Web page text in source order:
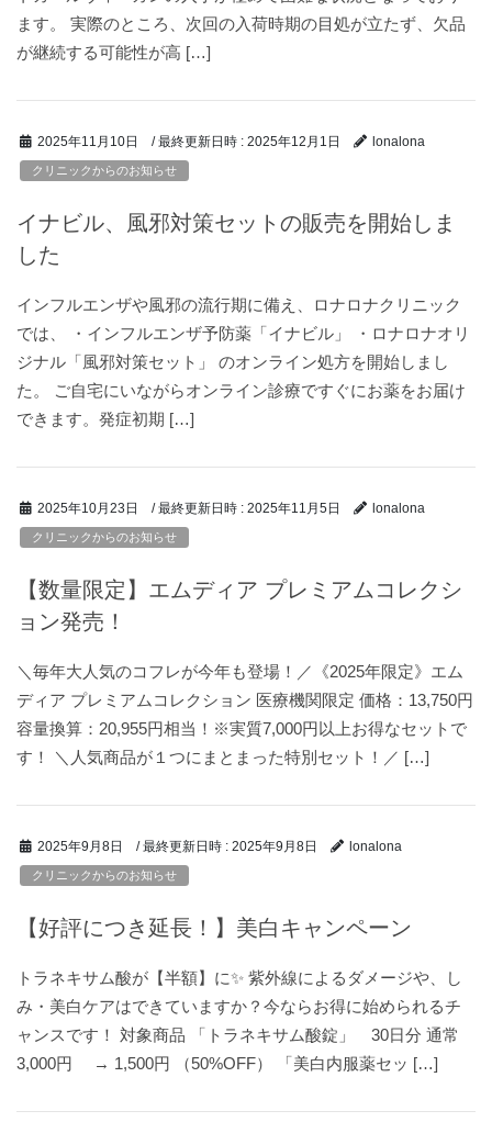
ます。 実際のところ、次回の入荷時期の目処が立たず、欠品
が継続する可能性が高 […]
2025年11月10日 / 最終更新日時 : 2025年12月1日 lonalona
クリニックからのお知らせ
イナビル、風邪対策セットの販売を開始しま
した
インフルエンザや風邪の流行期に備え、ロナロナクリニック
では、 ・インフルエンザ予防薬「イナビル」 ・ロナロナオリ
ジナル「風邪対策セット」 のオンライン処方を開始しまし
た。 ご自宅にいながらオンライン診療ですぐにお薬をお届け
できます。発症初期 […]
2025年10月23日 / 最終更新日時 : 2025年11月5日 lonalona
クリニックからのお知らせ
【数量限定】エムディア プレミアムコレクシ
ョン発売！
＼毎年大人気のコフレが今年も登場！／《2025年限定》エム
ディア プレミアムコレクション 医療機関限定 価格：13,750円
容量換算：20,955円相当！※実質7,000円以上お得なセットで
す！ ＼人気商品が１つにまとまった特別セット！／ […]
2025年9月8日 / 最終更新日時 : 2025年9月8日 lonalona
クリニックからのお知らせ
【好評につき延長！】美白キャンペーン
トラネキサム酸が【半額】に✨ 紫外線によるダメージや、し
み・美白ケアはできていますか？今ならお得に始められるチ
ャンスです！ 対象商品 「トラネキサム酸錠」 30日分 通常
3,000円 → 1,500円 （50%OFF） 「美白内服薬セッ […]